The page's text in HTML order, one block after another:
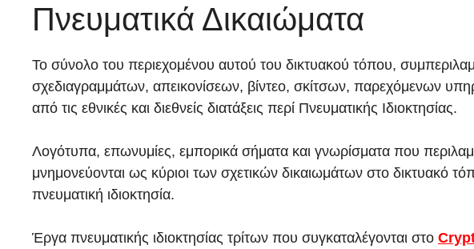
Πνευματικά Δικαιώματα
Το σύνολο του περιεχομένου αυτού του δικτυακού τόπου,
σχεδιαγραμμάτων, απεικονίσεων, βίντεο, σκίτσων, παρεχόμενων
από τις εθνικές και διεθνείς διατάξεις περί Πνευματικής Ιδιοκτησίας.
Λογότυπα, επωνυμίες, εμπορικά σήματα και γνωρίσματα που
μνημονεύονται ως κύριοι των σχετικών δικαιωμάτων στο δικτυακό
πνευματική ιδιοκτησία.
Έργα πνευματικής ιδιοκτησίας τρίτων που συγκαταλέγονται στο